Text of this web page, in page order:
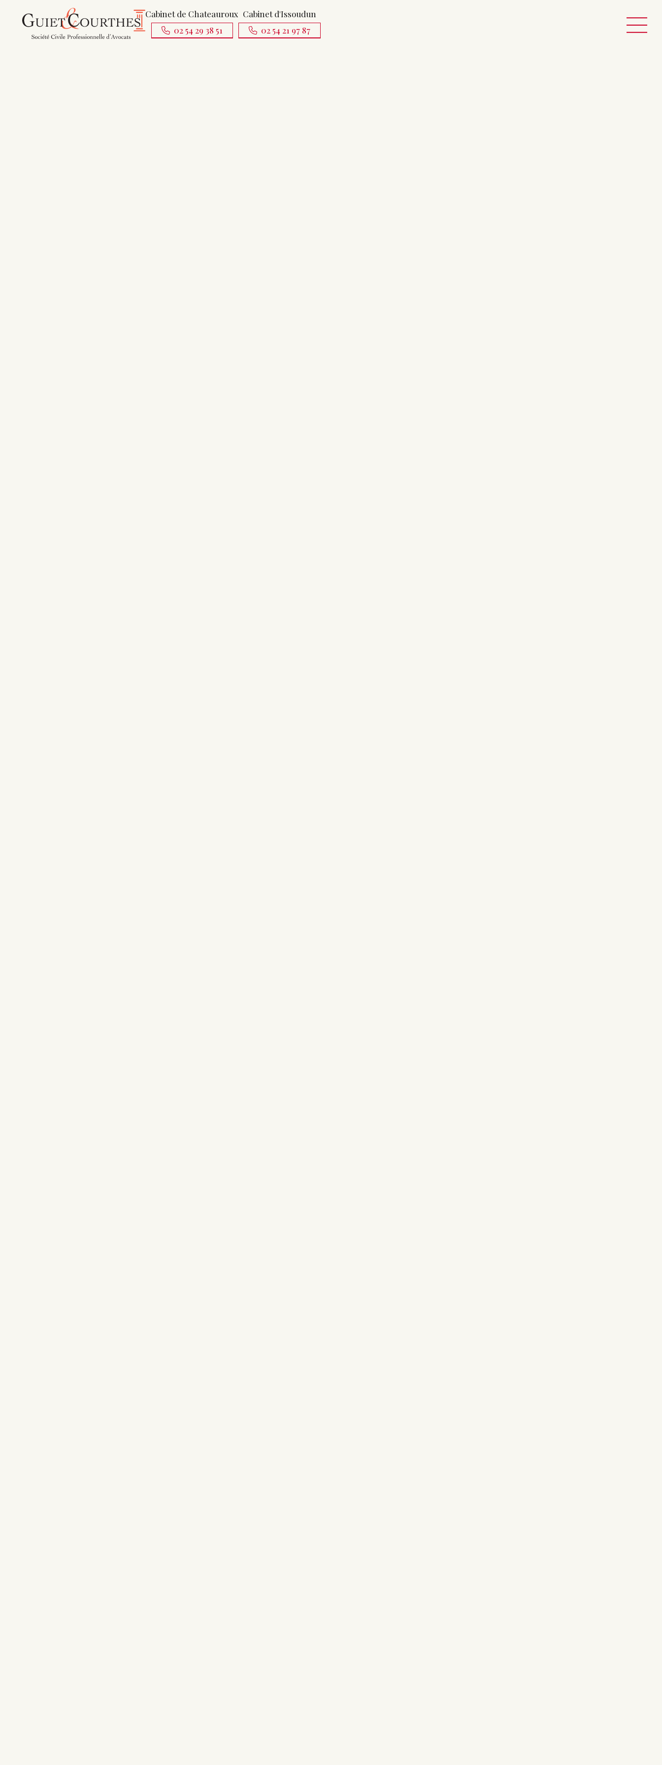
Cabinet de Chateauroux
02 54 29 38 51
Cabinet d'Issoudun
02 54 21 97 87